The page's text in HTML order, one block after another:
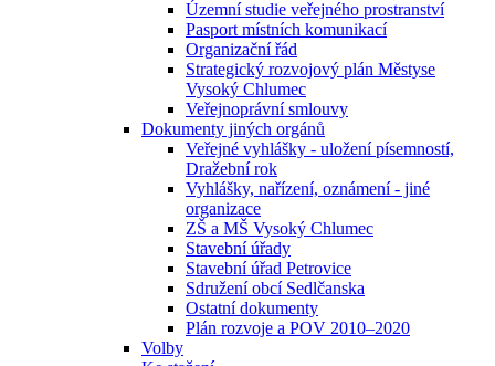
Územní studie veřejného prostranství
Pasport místních komunikací
Organizační řád
Strategický rozvojový plán Městyse
Vysoký Chlumec
Veřejnoprávní smlouvy
Dokumenty jiných orgánů
Veřejné vyhlášky - uložení písemností,
Dražební rok
Vyhlášky, nařízení, oznámení - jiné
organizace
ZŠ a MŠ Vysoký Chlumec
Stavební úřady
Stavební úřad Petrovice
Sdružení obcí Sedlčanska
Ostatní dokumenty
Plán rozvoje a POV 2010–2020
Volby